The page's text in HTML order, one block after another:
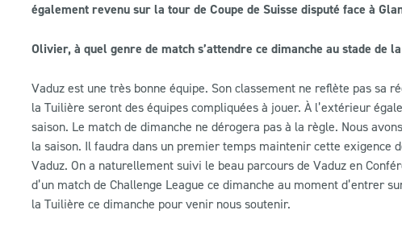
également revenu sur la tour de Coupe de Suisse disputé face à
Olivier, à quel genre de match s’attendre ce dimanche au stade de
Vaduz est une très bonne équipe. Son classement ne reflète pas sa
la Tuilière seront des équipes compliquées à jouer. À l’extérieur
saison. Le match de dimanche ne dérogera pas à la règle. Nous
la saison. Il faudra dans un premier temps maintenir cette exigence
Vaduz. On a naturellement suivi le beau parcours de Vaduz en
d’un match de Challenge League ce dimanche au moment d’entrer
la Tuilière ce dimanche pour venir nous soutenir.